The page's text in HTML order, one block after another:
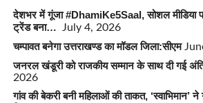
देशभर में गूंजा #DhamiKe5Saal, सोशल मीडिया
ट्रेंड बना…
July 4, 2026
चम्पावत बनेगा उत्तराखण्ड का मॉडल जिला:सीएम
जनरल खंडूरी को राजकीय सम्मान के साथ दी गई
2026
गांव की बेकरी बनी महिलाओं की ताकत, ‘स्वाभिमान’ ने